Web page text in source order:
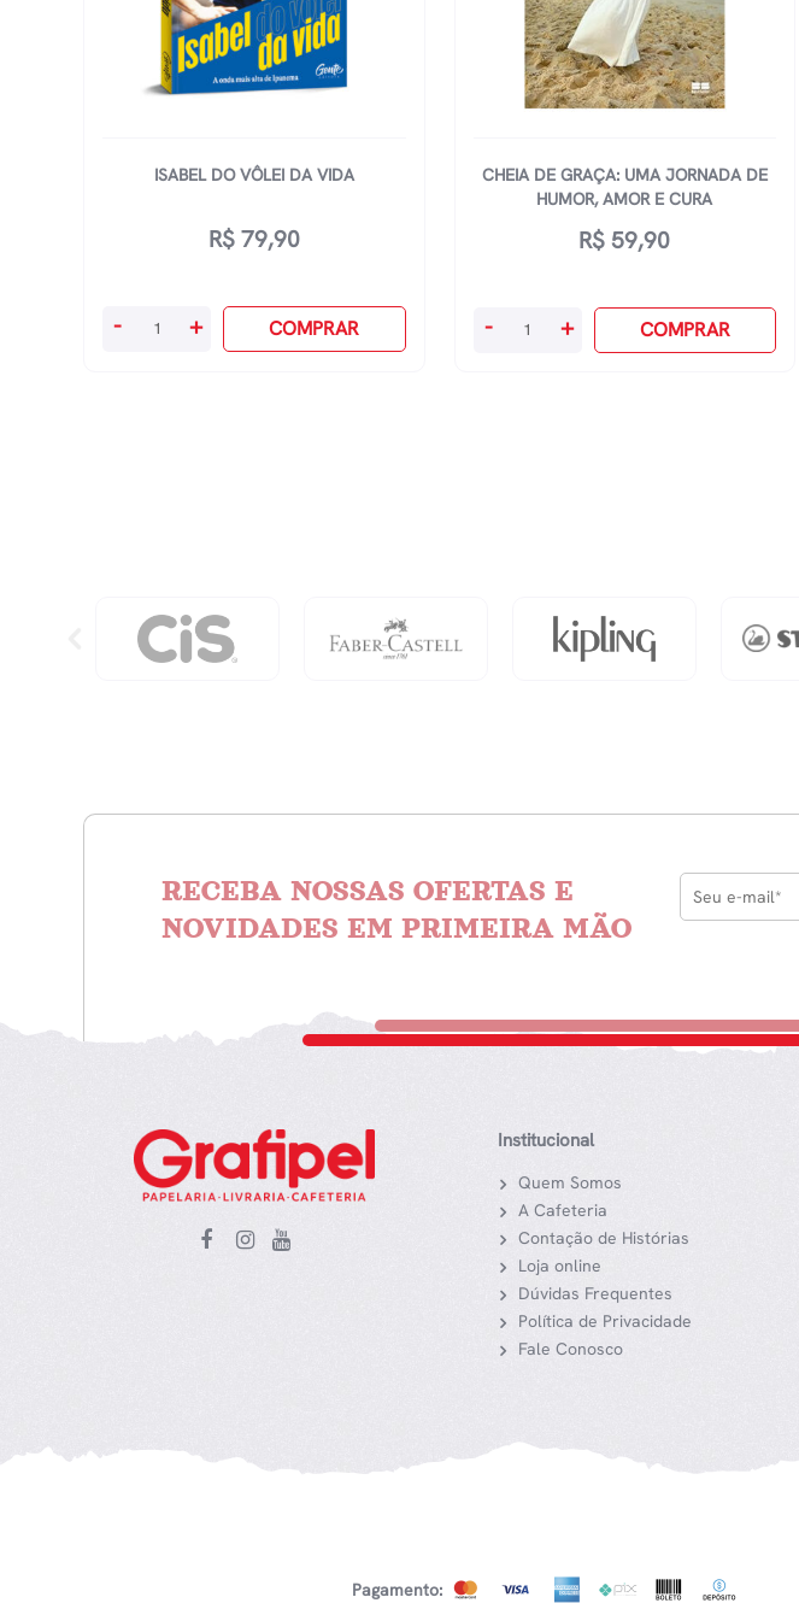
ISABEL DO VÔLEI DA VIDA
R$79,90
Isabel
- + COMPRAR
CHEIA DE GRAÇA: UMA JORNADA DE
HUMOR, AMOR E CURA
R$ 59,90
Cheia
quantidade
- + COMPRAR
RECEBA NOSSAS OFERTAS E
NOVIDADES EM PRIMEIRA MÃO
Institucional
Quem Somos
A Cafeteria
Contação de Histórias
Loja online
Dúvidas Frequentes
Política de Privacidade
Fale Conosco
Pagamento: